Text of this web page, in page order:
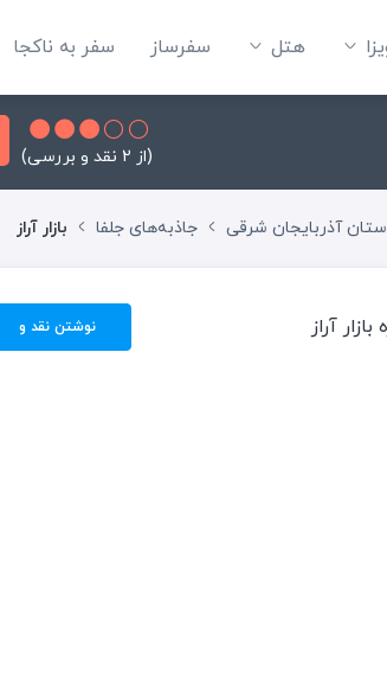
هتل‌ سفرساز سفر به ناکجا
(از 2 نقد و بررسی)
آذربایجان شرقی جاذبه‌های جلفا بازار آراز
بازار آراز
نوشتن نقد و